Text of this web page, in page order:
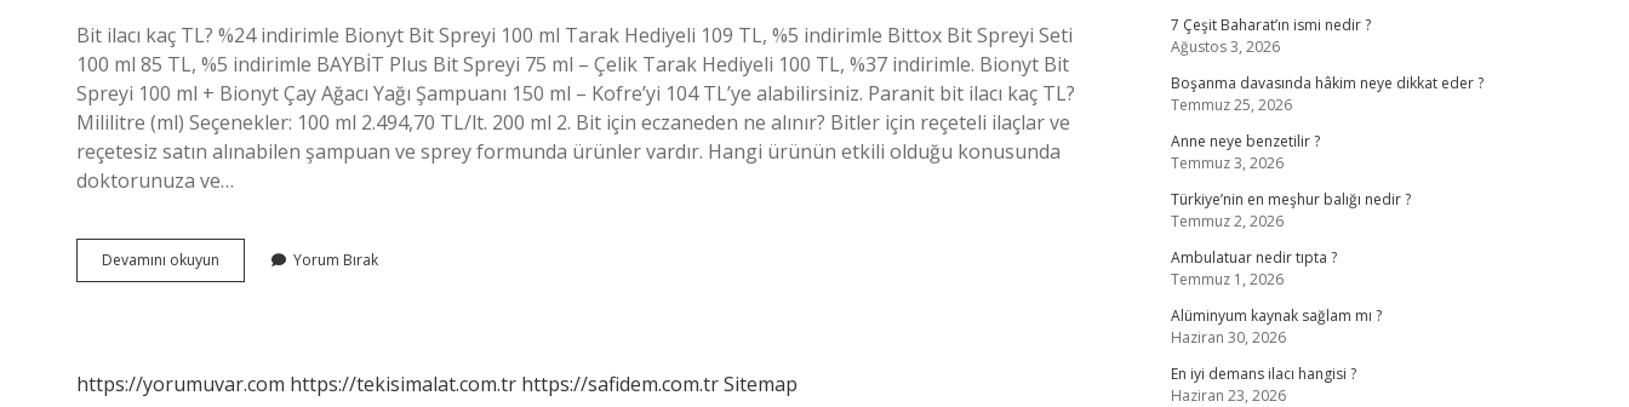
Bit ilacı kaç TL? %24 indirimle Bionyt Bit Spreyi 100 ml Tarak Hediyeli 109 TL, %5 indirimle Bittox Bit Spreyi Seti
100 ml 85 TL, %5 indirimle BAYBİT Plus Bit Spreyi 75 ml – Çelik Tarak Hediyeli 100 TL, %37 indirimle. Bionyt Bit
Spreyi 100 ml + Bionyt Çay Ağacı Yağı Şampuanı 150 ml – Kofre’yi 104 TL’ye alabilirsiniz. Paranit bit ilacı kaç TL?
Mililitre (ml) Seçenekler: 100 ml 2.494,70 TL/lt. 200 ml 2. Bit için eczaneden ne alınır? Bitler için reçeteli ilaçlar ve
reçetesiz satın alınabilen şampuan ve sprey formunda ürünler vardır. Hangi ürünün etkili olduğu konusunda
doktorunuza ve…
Devamını okuyun Eczanelerde
Bit
Yorum Bırak
https://yorumuvar.com https://tekisimalat.com.tr https://safidem.com.trSitemap
7 Çeşit Baharat’ın ismi nedir ?
Ağustos 3, 2026
Boşanma davasında hâkim neye dikkat eder ?
Temmuz 25, 2026
Anne neye benzetilir ?
Temmuz 3, 2026
Türkiye’nin en meşhur balığı nedir ?
Temmuz 2, 2026
Ambulatuar nedir tıpta ?
Temmuz 1, 2026
Alüminyum kaynak sağlam mı ?
Haziran 30, 2026
En iyi demans ilacı hangisi ?
Haziran 23, 2026